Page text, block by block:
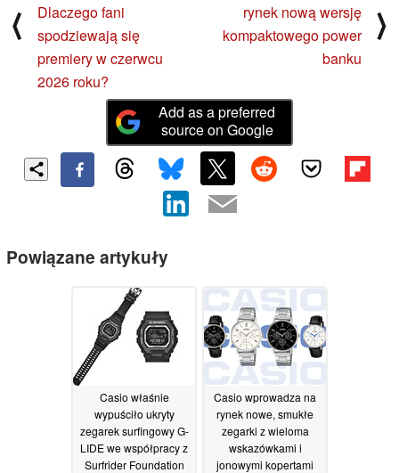
⟨
Dlaczego fani
spodziewają się
premiery w czerwcu
2026 roku?
rynek nową wersję
kompaktowego power
banku
⟩
Add as a preferred
source on Google
Powiązane artykuły
Casio właśnie
wypuściło ukryty
zegarek surfingowy G-
LIDE we współpracy z
Surfrider Foundation
Casio wprowadza na
rynek nowe, smukłe
zegarki z wieloma
wskazówkami i
jonowymi kopertami